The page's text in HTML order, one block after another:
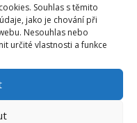
Souhlas s těmito
jako je chování při
Nesouhlas nebo
určité vlastnosti a funkce